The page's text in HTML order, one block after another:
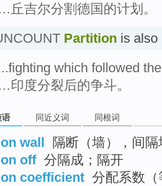
…丘吉尔分割德国的计划。
Partition is also
which followed
…印度分裂后的争斗。
语 同近义词 同根词
wall
隔断（墙），间隔
off 分隔成；隔开
coefficient 分配系数